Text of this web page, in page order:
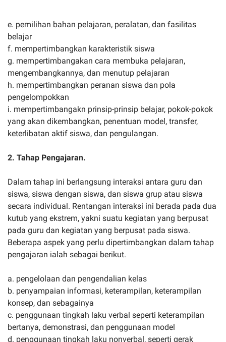
e. pemilihan bahan pelajaran, peralatan, dan fasilitas
belajar
f. mempertimbangkan karakteristik siswa
g. mempertimbangakan cara membuka pelajaran,
mengembangkannya, dan menutup pelajaran
h. mempertimbangkan peranan siswa dan pola
pengelompokkan
i. mempertimbangakn prinsip-prinsip belajar, pokok-pokok
yang akan dikembangkan, penentuan model, transfer,
keterlibatan aktif siswa, dan pengulangan.
2. Tahap Pengajaran.
Dalam tahap ini berlangsung interaksi antara guru dan
siswa, siswa dengan siswa, dan siswa grup atau siswa
secara individual. Rentangan interaksi ini berada pada dua
kutub yang ekstrem, yakni suatu kegiatan yang berpusat
pada guru dan kegiatan yang berpusat pada siswa.
Beberapa aspek yang perlu dipertimbangkan dalam tahap
pengajaran ialah sebagai berikut.
a. pengelolaan dan pengendalian kelas
b. penyampaian informasi, keterampilan, keterampilan
konsep, dan sebagainya
c. penggunaan tingkah laku verbal seperti keterampilan
bertanya, demonstrasi, dan penggunaan model
d. penggunaan tingkah laku nonverbal, seperti gerak